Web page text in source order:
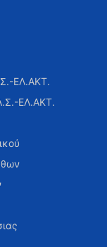
ΕΛ.ΑΚΤ.
ΕΛ.ΑΚΤ.